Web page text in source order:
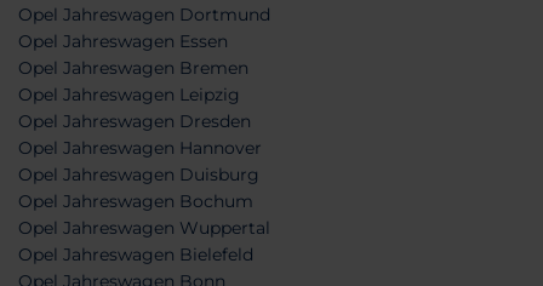
Opel Jahreswagen Dortmund
Opel Jahreswagen Essen
Opel Jahreswagen Bremen
Opel Jahreswagen Leipzig
Opel Jahreswagen Dresden
Opel Jahreswagen Hannover
Opel Jahreswagen Duisburg
Opel Jahreswagen Bochum
Opel Jahreswagen Wuppertal
Opel Jahreswagen Bielefeld
Opel Jahreswagen Bonn